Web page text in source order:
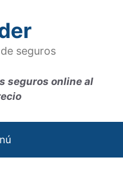
seguros
seguros online al